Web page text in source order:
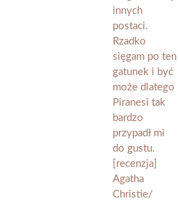
[recenzja]
Agatha
Christie/